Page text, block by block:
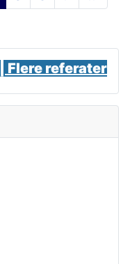
Flere referater